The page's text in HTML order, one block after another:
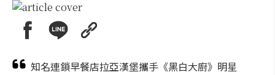
知名連鎖早餐店拉亞漢堡攜手《黑白大廚》明星